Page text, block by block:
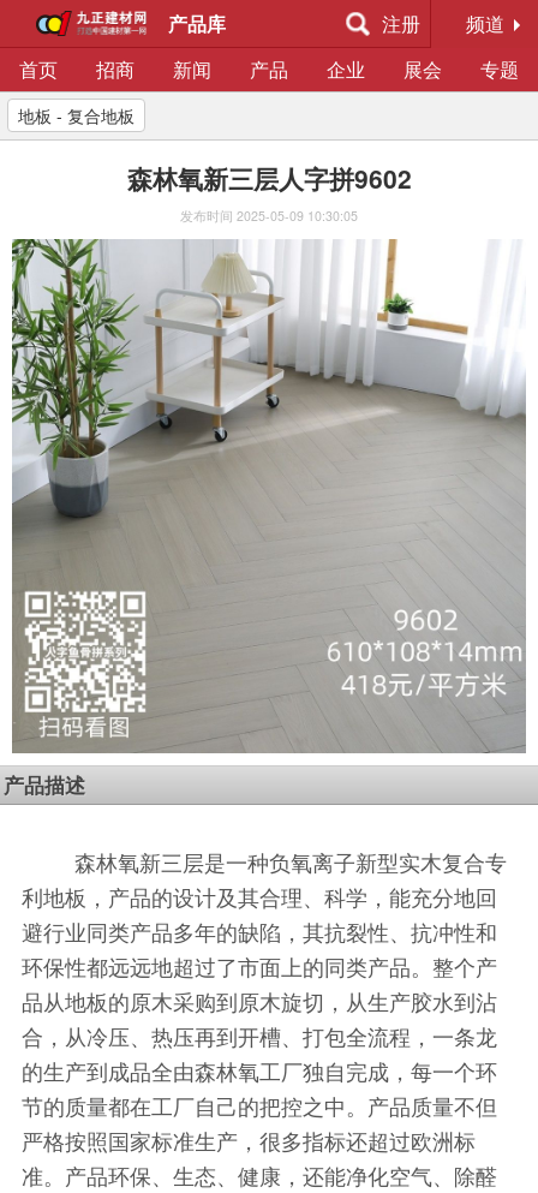
产品库 注册
频道
首页
招商 新闻 产品 企业 展会 专题
地板 - 复合地板
森林氧新三层人字拼9602
发布时间 2025-05-09 10:30:05
产品描述
森林氧新三层是一种负氧离子新型实木复合专
利地板，产品的设计及其合理、科学，能充分地回
避行业同类产品多年的缺陷，其抗裂性、抗冲性和
环保性都远远地超过了市面上的同类产品。整个产
品从地板的原木采购到原木旋切，从生产胶水到沾
合，从冷压、热压再到开槽、打包全流程，一条龙
的生产到成品全由森林氧工厂独自完成，每一个环
节的质量都在工厂自己的把控之中。产品质量不但
严格按照国家标准生产，很多指标还超过欧洲标
准。产品环保、生态、健康，还能净化空气、除醛